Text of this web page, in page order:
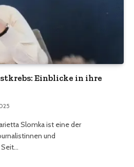
Einblicke in ihre
Slomka ist eine der
und